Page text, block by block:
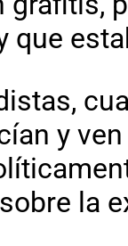
y
la